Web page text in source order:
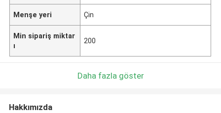
Menşe yeri Çin
Min sipariş miktar
ı
200
Daha fazla göster
Hakkımızda